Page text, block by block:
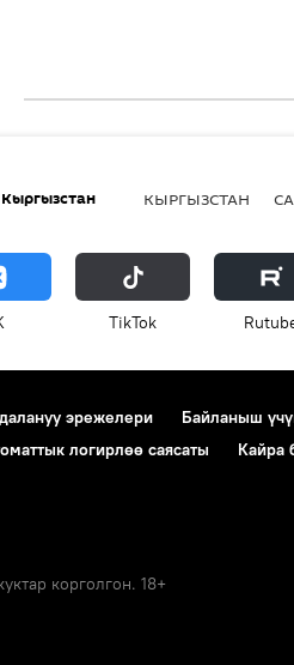
Кыргызстан КЫРГЫЗСТАН
ТikТоk
эрежелери
Байланыш
логирлөө саясаты
Кайра
корголгон. 18+